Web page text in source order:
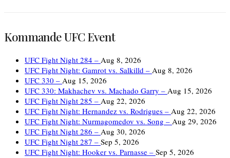
Kommande UFC Event
UFC Fight Night 284 – Aug 8, 2026
UFC Fight Night: Gamrot vs. Salkilld – Aug 8, 2026
UFC 330 – Aug 15, 2026
UFC 330: Makhachev vs. Machado Garry – Aug 15, 2026
UFC Fight Night 285 – Aug 22, 2026
UFC Fight Night: Hernandez vs. Rodrigues – Aug 22, 2026
UFC Fight Night: Nurmagomedov vs. Song – Aug 29, 2026
UFC Fight Night 286 – Aug 30, 2026
UFC Fight Night 287 – Sep 5, 2026
UFC Fight Night: Hooker vs. Parnasse – Sep 5, 2026